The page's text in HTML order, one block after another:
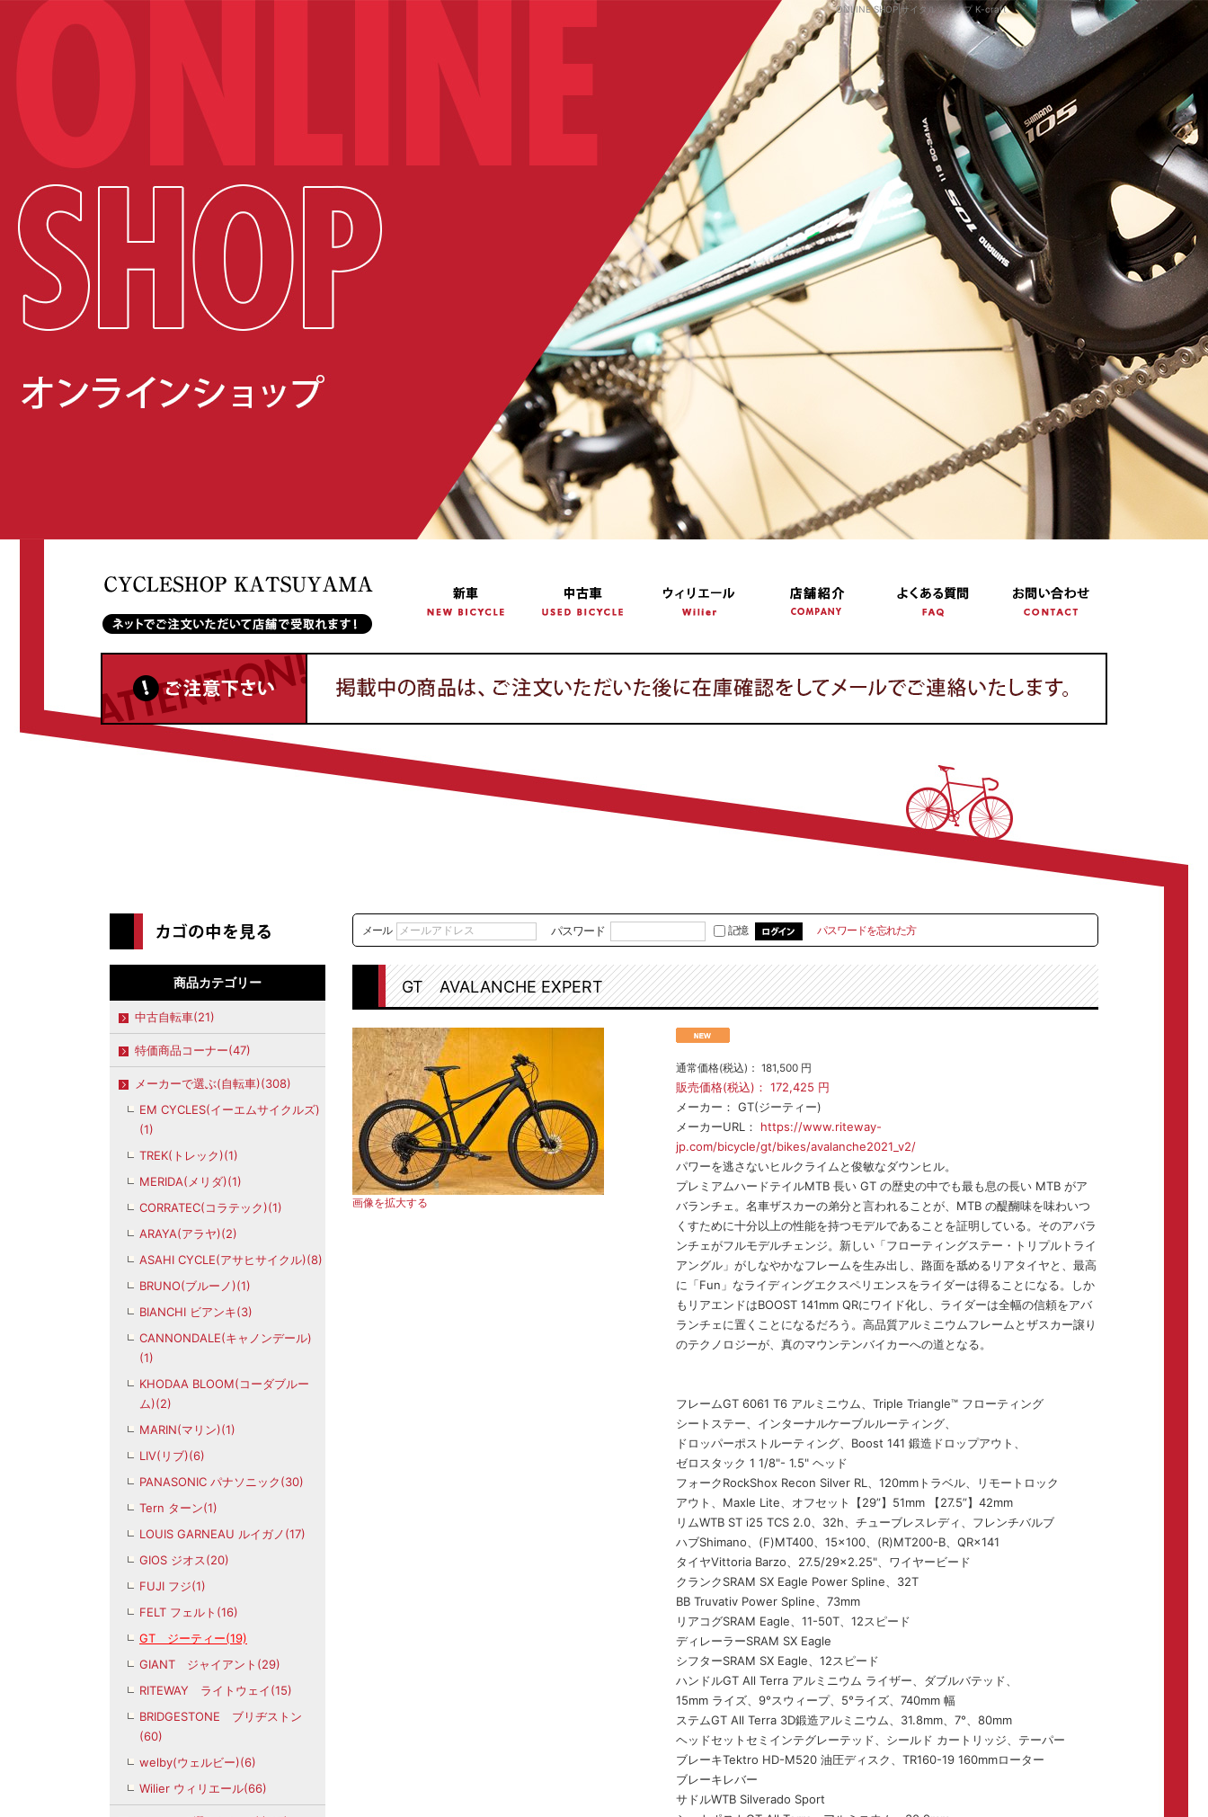
ONLINE SHOP|サイクルショップ K-craft
商品カテゴリー
中古自転車(21)
特価商品コーナー(47)
メーカーで選ぶ(自転車)(308)
EM CYCLES(イーエムサイクルズ)
(1)
TREK(トレック)(1)
MERIDA(メリダ)(1)
CORRATEC(コラテック)(1)
ARAYA(アラヤ)(2)
ASAHI CYCLE(アサヒサイクル)(8)
BRUNO(ブルーノ)(1)
BIANCHI ビアンキ(3)
CANNONDALE(キャノンデール)
(1)
KHODAA BLOOM(コーダブルー
ム)(2)
MARIN(マリン)(1)
LIV(リブ)(6)
PANASONIC パナソニック(30)
Tern ターン(1)
LOUIS GARNEAU ルイガノ(17)
GIOS ジオス(20)
FUJI フジ(1)
FELT フェルト(16)
GT ジーティー(19)
GIANT ジャイアント(29)
RITEWAY ライトウェイ(15)
BRIDGESTONE ブリヂストン
(60)
welby(ウェルビー)(6)
Wilier ウィリエール(66)
メール パスワード 記憶 パスワードを忘れた方
GT AVALANCHE EXPERT
画像を拡大する
通常価格(税込)： 181,500 円
販売価格(税込)： 172,425 円
メーカー： GT(ジーティー)
メーカーURL：
https://www.riteway-
jp.com/bicycle/gt/bikes/avalanche2021_v2/
パワーを逃さないヒルクライムと俊敏なダウンヒル。
プレミアムハードテイルMTB 長い GT の歴史の中でも最も息の長い MTB がア
バランチェ。名車ザスカーの弟分と言われることが、MTB の醍醐味を味わいつ
くすために十分以上の性能を持つモデルであることを証明している。そのアバラ
ンチェがフルモデルチェンジ。新しい「フローティングステー・トリプルトライ
アングル」がしなやかなフレームを生み出し、路面を舐めるリアタイヤと、最高
に「Fun」なライディングエクスペリエンスをライダーは得ることになる。しか
もリアエンドはBOOST 141mm QRにワイド化し、ライダーは全幅の信頼をアバ
ランチェに置くことになるだろう。高品質アルミニウムフレームとザスカー譲り
のテクノロジーが、真のマウンテンバイカーへの道となる。
フレームGT 6061 T6 アルミニウム、Triple Triangle™ フローティング
シートステー、インターナルケーブルルーティング、
ドロッパーポストルーティング、Boost 141 鍛造ドロップアウト、
ゼロスタック 1 1/8"- 1.5" ヘッド
フォークRockShox Recon Silver RL、120mmトラベル、リモートロック
アウト、Maxle Lite、オフセット【29”】51mm 【27.5”】42mm
リムWTB ST i25 TCS 2.0、32h、チューブレスレディ、フレンチバルブ
ハブShimano、(F)MT400、15×100、(R)MT200-B、QR×141
タイヤVittoria Barzo、27.5/29×2.25"、ワイヤービード
クランクSRAM SX Eagle Power Spline、32T
BB Truvativ Power Spline、73mm
リアコグSRAM Eagle、11-50T、12スピード
ディレーラーSRAM SX Eagle
シフターSRAM SX Eagle、12スピード
ハンドルGT All Terra アルミニウム ライザー、ダブルバテッド、
15mm ライズ、9°スウィープ、5°ライズ、740mm 幅
ステムGT All Terra 3D鍛造アルミニウム、31.8mm、7°、80mm
ヘッドセットセミインテグレーテッド、シールド カートリッジ、テーパー
ブレーキTektro HD-M520 油圧ディスク、TR160-19 160mmローター
ブレーキレバー
サドルWTB Silverado Sport